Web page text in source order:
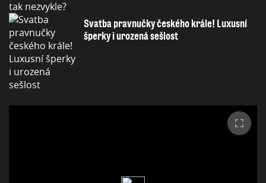
Svatba pravnučky českého krále! Luxusní
šperky i urozená sešlost